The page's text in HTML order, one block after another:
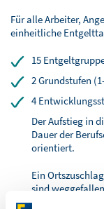
Für alle Arbeiter,
einheitliche
15
2 Grundstufen
4
Der Aufstieg in
Dauer der
orientiert.
Ein
sind
reduzierte